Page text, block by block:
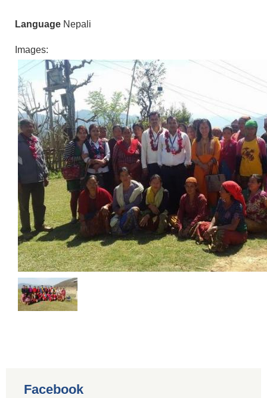
Language Nepali
Images:
Facebook